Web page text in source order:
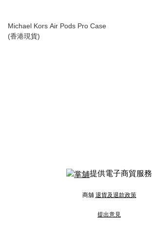
Michael Kors Air Pods Pro Case
(香港現貨)
提供電子商貿服務
商舖 退貨及退款政策
提出意見